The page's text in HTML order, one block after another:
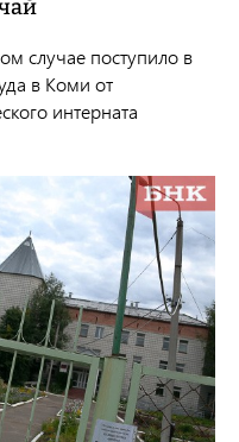
случае поступило в
в Коми от
интерната